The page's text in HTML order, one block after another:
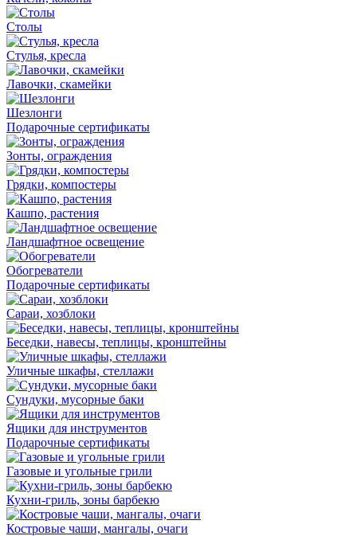
Столы
Стулья, кресла
Лавочки, скамейки
Шезлонги
Подарочные сертификаты
Зонты, ограждения
Грядки, компостеры
Кашпо, растения
Ландшафтное освещение
Обогреватели
Подарочные сертификаты
Сараи, хозблоки
Беседки, навесы, теплицы, кронштейны
Уличные шкафы, стеллажи
Сундуки, мусорные баки
Ящики для инструментов
Подарочные сертификаты
Газовые и угольные грили
Кухни-гриль, зоны барбекю
Костровые чаши, мангалы, очаги